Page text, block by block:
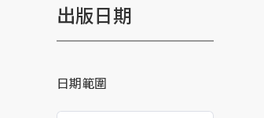
出版日期
日期範圍